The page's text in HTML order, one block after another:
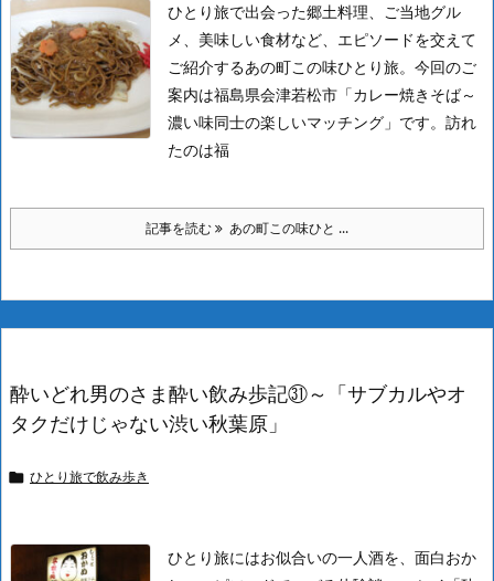
ひとり旅で出会った郷土料理、ご当地グル
メ、美味しい食材など、エピソードを交えて
ご紹介するあの町この味ひとり旅。今回のご
案内は福島県会津若松市「カレー焼きそば～
濃い味同士の楽しいマッチング」です。 訪れ
たのは福
記事を読む あの町この味ひと ...
酔いどれ男のさま酔い飲み歩記㉛～「サブカルやオ
タクだけじゃない渋い秋葉原」
 ひとり旅で飲み歩き
ひとり旅にはお似合いの一人酒を、面白おか